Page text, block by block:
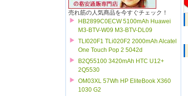
売れ筋の人気商品を今すぐチェック！
HB2899C0ECW 5100mAh Huawei
M3-BTV-W09 M3-BTV-DL09
TLI020F1 TLi020F2 2000mAh Alcatel
One Touch Pop 2 5042d
B2Q55100 3420mAh HTC U12+
2Q5530
OM03XL 57Wh HP EliteBook X360
1030 G2